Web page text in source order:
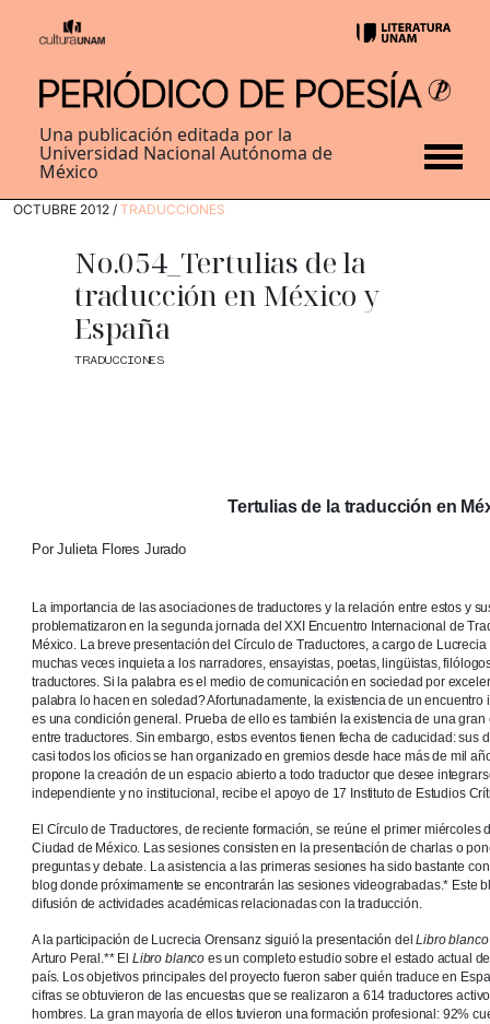
Una publicación editada por la
Universidad Nacional Autónoma de
México
OCTUBRE 2012 / TRADUCCIONES
No.054_Tertulias de la
traducción en México y
España
TRADUCCIONES
Tertulias de la traducción en
Por Julieta Flores Jurado
La importancia de las asociaciones de traductores y la relación entre estos y
problematizaron en la segunda jornada del XXI Encuentro Internacional de
México. La breve presentación del Círculo de Traductores, a cargo de
muchas veces inquieta a los narradores, ensayistas, poetas, lingüistas,
traductores. Si la palabra es el medio de comunicación en sociedad por
palabra lo hacen en soledad? Afortunadamente, la existencia de un
es una condición general. Prueba de ello es también la existencia de una
entre traductores. Sin embargo, estos eventos tienen fecha de caducidad: sus
casi todos los oficios se han organizado en gremios desde hace más de mil
propone la creación de un espacio abierto a todo traductor que desee
independiente y no institucional, recibe el apoyo de 17 Instituto de Estudios
El Círculo de Traductores, de reciente formación, se reúne el primer
Ciudad de México. Las sesiones consisten en la presentación de charlas o
preguntas y debate. La asistencia a las primeras sesiones ha sido bastante
blog donde próximamente se encontrarán las sesiones videograbadas.* Este
difusión de actividades académicas relacionadas con la traducción.
A la participación de Lucrecia Orensanz siguió la presentación delLibro
Arturo Peral.** El Libro blanco es un completo estudio sobre el estado actual
país. Los objetivos principales del proyecto fueron saber quién traduce en
cifras se obtuvieron de las encuestas que se realizaron a 614 traductores
hombres. La gran mayoría de ellos tuvieron una formación profesional: 92%